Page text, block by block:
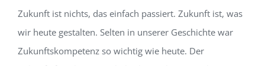
Zukunft ist nichts, das einfach passiert. Zukunft ist, was
wir heute gestalten. Selten in unserer Geschichte war
Zukunftskompetenz so wichtig wie heute. Der